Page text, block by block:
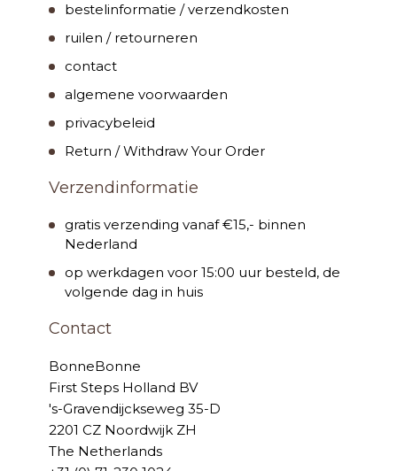
bestelinformatie / verzendkosten
ruilen / retourneren
contact
algemene voorwaarden
privacybeleid
Return / Withdraw Your Order
Verzendinformatie
gratis verzending vanaf €15,- binnen
Nederland
op werkdagen voor 15:00 uur besteld, de
volgende dag in huis
Contact
BonneBonne
First Steps Holland BV
's-Gravendijckseweg 35-D
2201 CZ Noordwijk ZH
The Netherlands